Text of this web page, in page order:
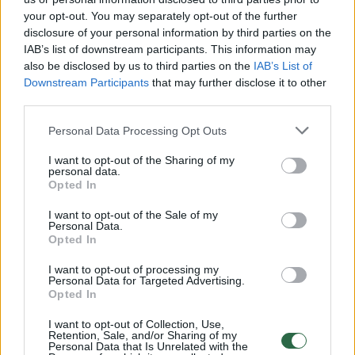
your opt-out. You may separately opt-out of the further
disclosure of your personal information by third parties on the
IAB’s list of downstream participants. This information may
also be disclosed by us to third parties on the IAB’s List of
Downstream Participants that may further disclose it to other
Personal Data Processing Opt Outs
I want to opt-out of the Sharing of my
personal data.
Opted In
I want to opt-out of the Sale of my
Personal Data.
Opted In
I want to opt-out of processing my
Personal Data for Targeted Advertising.
Opted In
I want to opt-out of Collection, Use,
Retention, Sale, and/or Sharing of my
Personal Data that Is Unrelated with the
Visos parodoje pristatomos Sigito Parulskio
fotografijos sukurtos didelio formato kamera,
kurią fotografas įsigijo prieš keletą metų.
Fotografavimas tokia kamera reikalauja
„Tas visuomet užtrunka ilgiau, nei šiaip
vaikštant po miestą ir fotografuojant tai, kas
pasirodo įdomu. Aš mėgstu fotografuoti su
juosta, nors su skaitmenine kamera viskas
paprasčiau. Negana to, įsigijau didelio
kamera, kokią naudojo XX a. pradžios